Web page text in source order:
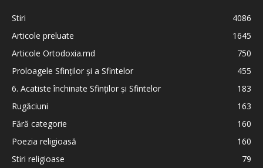
Stiri
4086
Articole preluate
1645
Articole Ortodoxia.md
750
Proloagele Sfinților și a Sfintelor
455
6. Acatiste închinate Sfinților și Sfintelor
183
Rugăciuni
163
Fără categorie
160
Poezia religioasă
160
Stiri religioase
79